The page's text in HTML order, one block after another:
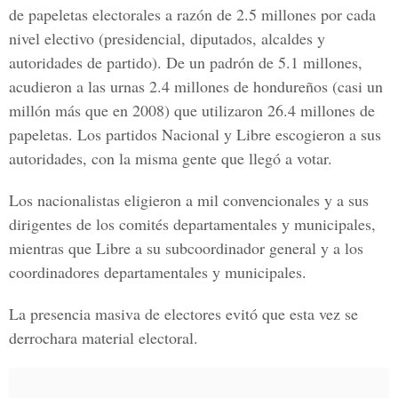
de papeletas electorales a razón de 2.5 millones por cada
nivel electivo (presidencial, diputados, alcaldes y
autoridades de partido). De un padrón de 5.1 millones,
acudieron a las urnas 2.4 millones de hondureños (casi un
millón más que en 2008) que utilizaron 26.4 millones de
papeletas. Los partidos Nacional y Libre escogieron a sus
autoridades, con la misma gente que llegó a votar.
Los nacionalistas eligieron a mil convencionales y a sus
dirigentes de los comités departamentales y municipales,
mientras que Libre a su subcoordinador general y a los
coordinadores departamentales y municipales.
La presencia masiva de electores evitó que esta vez se
derrochara material electoral.